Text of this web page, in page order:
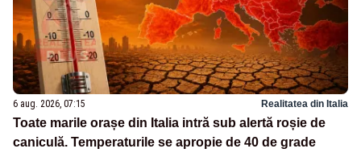
6 aug. 2026, 07:15 Realitatea din Italia
Toate marile orașe din Italia intră sub alertă roșie de
caniculă. Temperaturile se apropie de 40 de grade